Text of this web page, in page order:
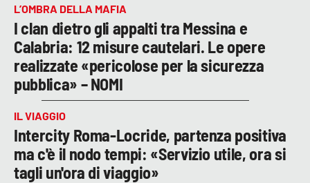
L’OMBRA DELLA MAFIA
I clan dietro gli appalti tra Messina e
Calabria: 12 misure cautelari. Le opere
realizzate «pericolose per la sicurezza
pubblica» – NOMI
IL VIAGGIO
Intercity Roma-Locride, partenza positiva
ma c'è il nodo tempi: «Servizio utile, ora si
tagli un'ora di viaggio»